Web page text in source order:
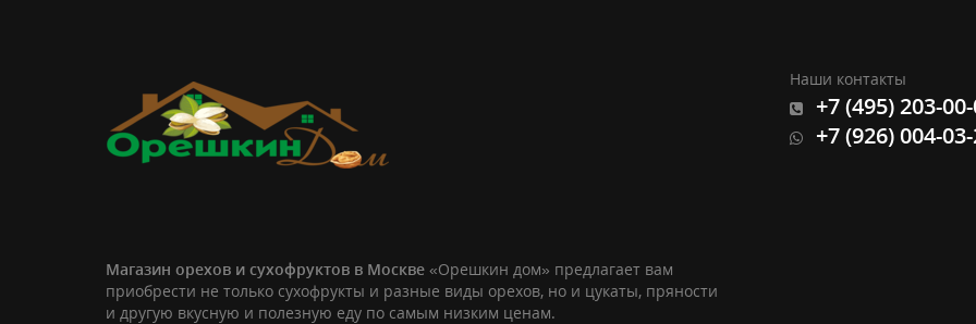
Наши контакты
+7 (495) 203-
+7 (926) 004-
Магазин орехов и сухофруктов в Москве «Орешкин дом» предлагает вам
приобрести не только сухофрукты и разные виды орехов, но и цукаты, пряности
и другую вкусную и полезную еду по самым низким ценам.